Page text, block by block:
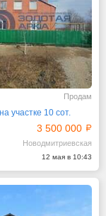
Продам
участке 10 сот.
3 500 000
Новодмитриевская
12 мая в 10:43